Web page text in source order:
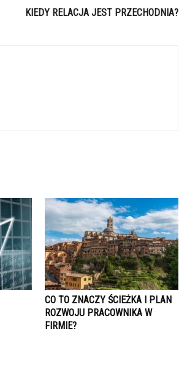
KIEDY RELACJA JEST PRZECHODNIA?
CO TO ZNACZY ŚCIEŻKA I PLAN
ROZWOJU PRACOWNIKA W
FIRMIE?